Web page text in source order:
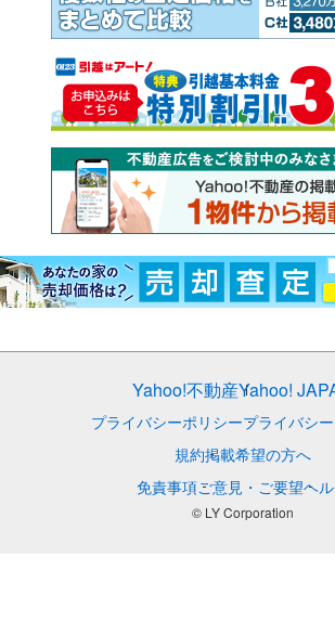
Yahoo!不動産Yahoo!
プライバシーポリシープライバシ
規約掲載希望の方へ
免責事項ご意見・ご要望ヘ
© LY Corporation